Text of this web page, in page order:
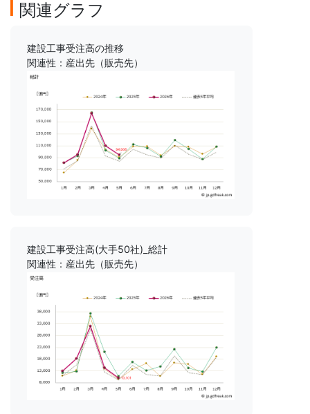
関連グラフ
建設工事受注高の推移
関連性：産出先（販売先）
建設工事受注高(大手50社)_総計
関連性：産出先（販売先）